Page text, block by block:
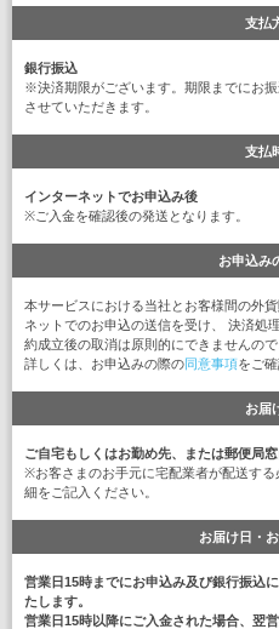
支払
銀行振込
※決済期限がございます。期限までにお
させていただきます。
支払
インターネットでお申込み後
※ご入金を確認後の発送となります。
お申込み
本サービスにおける当社とお客様間の外
ネットでのお申込の送信を受け、 決済処
約成立後の取消は原則的にできませんので
詳しくは、お申込みの際の同意事項をご確
お届
ご自宅もしくはお勤め先、または郵便局窓
※お客さまのお手元に宅配業者が配送す
細をご記入ください。
お届け日・
営業日15時までにお申込み及び銀行振込
たします。
営業日15時以降にご入金された場合、翌